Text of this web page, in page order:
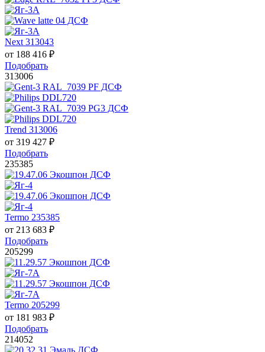
Next 313043
от 188 416 ₽
Подобрать
313006
Trend 313006
от 319 427 ₽
Подобрать
235385
Termo 235385
от 213 683 ₽
Подобрать
205299
Termo 205299
от 181 983 ₽
Подобрать
214052